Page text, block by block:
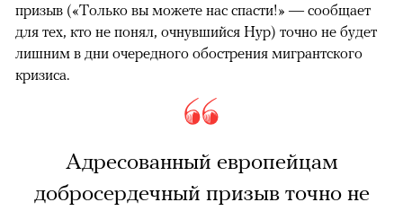
призыв («Только вы можете нас спасти!» — сообщает
для тех, кто не понял, очнувшийся Нур) точно не будет
лишним в дни очередного обострения мигрантского
кризиса.
Адресованный европейцам
добросердечный призыв точно не